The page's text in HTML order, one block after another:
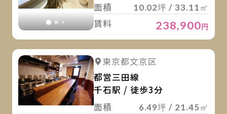
面積
10.02坪 / 33.11㎡
賃料 238,900円
詳細を見る
東京都文京区
都営三田線
千石駅 / 徒歩3分
面積
6.49坪 / 21.45㎡